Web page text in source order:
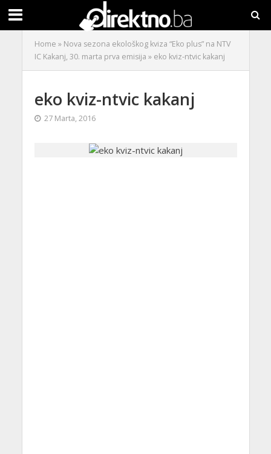
Home » Nova sezona ekološkog kviza “Eko plus” na NTV
IC Kakanj, 30. marta prva emisija » eko kviz-ntvic kakanj
eko kviz-ntvic kakanj
27 Marta, 2016